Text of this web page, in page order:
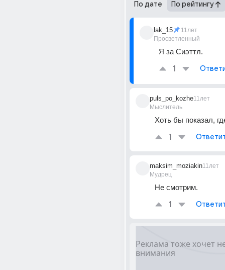
По дате По рейтингу
lak_15
Просветленный
11лет
Я за Сиэттл.
1
puls_po_kozhe
Мыслитель
11лет
Хоть бы показал,
1
maksim_moziakin
Мудрец
11лет
Не смотрим.
1